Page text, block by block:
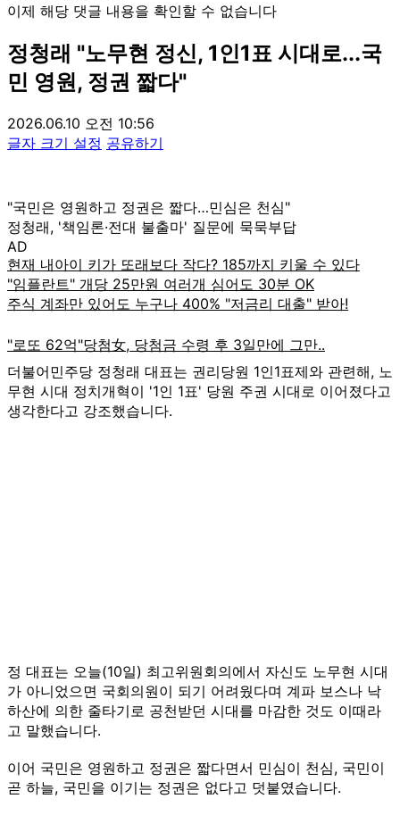
이제 해당 댓글 내용을 확인할 수 없습니다
정청래 "노무현 정신, 1인1표 시대로...국
민 영원, 정권 짧다"
2026.06.10 오전 10:56
글자 크기 설정 공유하기
"국민은 영원하고 정권은 짧다…민심은 천심"
정청래, '책임론·전대 불출마' 질문에 묵묵부답
AD
더불어민주당 정청래 대표는 권리당원 1인1표제와 관련해, 노
무현 시대 정치개혁이 '1인 1표' 당원 주권 시대로 이어졌다고
생각한다고 강조했습니다.
정 대표는 오늘(10일) 최고위원회의에서 자신도 노무현 시대
가 아니었으면 국회의원이 되기 어려웠다며 계파 보스나 낙
하산에 의한 줄타기로 공천받던 시대를 마감한 것도 이때라
고 말했습니다.
이어 국민은 영원하고 정권은 짧다면서 민심이 천심, 국민이
곧 하늘, 국민을 이기는 정권은 없다고 덧붙였습니다.